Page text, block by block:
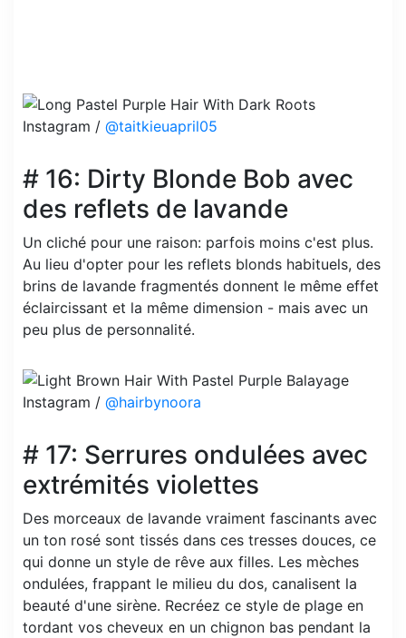
Instagram / @taitkieuapril05
# 16: Dirty Blonde Bob avec
des reflets de lavande
Un cliché pour une raison: parfois moins c'est plus.
Au lieu d'opter pour les reflets blonds habituels, des
brins de lavande fragmentés donnent le même effet
éclaircissant et la même dimension - mais avec un
peu plus de personnalité.
Instagram / @hairbynoora
# 17: Serrures ondulées avec
extrémités violettes
Des morceaux de lavande vraiment fascinants avec
un ton rosé sont tissés dans ces tresses douces, ce
qui donne un style de rêve aux filles. Les mèches
ondulées, frappant le milieu du dos, canalisent la
beauté d'une sirène. Recréez ce style de plage en
tordant vos cheveux en un chignon bas pendant la